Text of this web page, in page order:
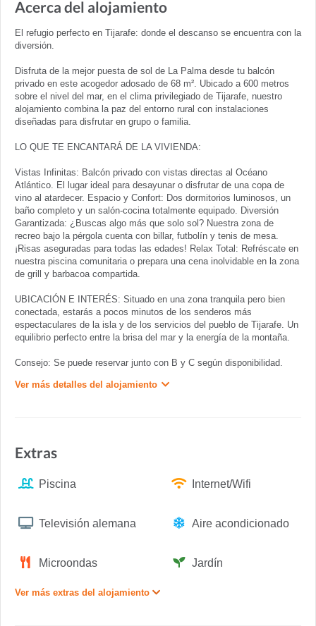
Acerca del alojamiento
El refugio perfecto en Tijarafe: donde el descanso se encuentra con la
diversión.
Disfruta de la mejor puesta de sol de La Palma desde tu balcón
privado en este acogedor adosado de 68 m². Ubicado a 600 metros
sobre el nivel del mar, en el clima privilegiado de Tijarafe, nuestro
alojamiento combina la paz del entorno rural con instalaciones
diseñadas para disfrutar en grupo o familia.
LO QUE TE ENCANTARÁ DE LA VIVIENDA:
Vistas Infinitas: Balcón privado con vistas directas al Océano
Atlántico. El lugar ideal para desayunar o disfrutar de una copa de
vino al atardecer. Espacio y Confort: Dos dormitorios luminosos, un
baño completo y un salón-cocina totalmente equipado. Diversión
Garantizada: ¿Buscas algo más que solo sol? Nuestra zona de
recreo bajo la pérgola cuenta con billar, futbolín y tenis de mesa.
¡Risas aseguradas para todas las edades! Relax Total: Refréscate en
nuestra piscina comunitaria o prepara una cena inolvidable en la zona
de grill y barbacoa compartida.
UBICACIÓN E INTERÉS: Situado en una zona tranquila pero bien
conectada, estarás a pocos minutos de los senderos más
espectaculares de la isla y de los servicios del pueblo de Tijarafe. Un
equilibrio perfecto entre la brisa del mar y la energía de la montaña.
Consejo: Se puede reservar junto con B y C según disponibilidad.
Ver más detalles del alojamiento
Extras
Piscina Internet/Wifi
Televisión alemana Aire acondicionado
Microondas Jardín
Ver más extras del alojamiento